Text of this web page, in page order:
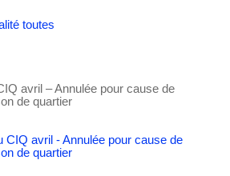
toutes
avril – Annulée pour cause de
de quartier